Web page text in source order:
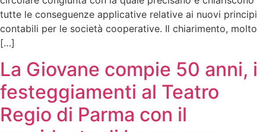
tutte le conseguenze applicative relative ai nuovi principi
contabili per le società cooperative. Il chiarimento, molto
[…]
La Giovane compie 50 anni, i
festeggiamenti al Teatro
Regio di Parma con il